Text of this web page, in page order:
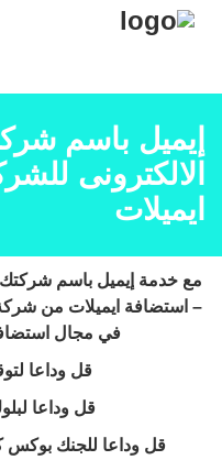
إيميل باسم
الالكترونى
ايميلات
مع خدمة إيميل باسم شركتك
– استضافة ايميلات من
في مجال
قل وداعا
قل وداعا
قل وداعا للجنك بوكس